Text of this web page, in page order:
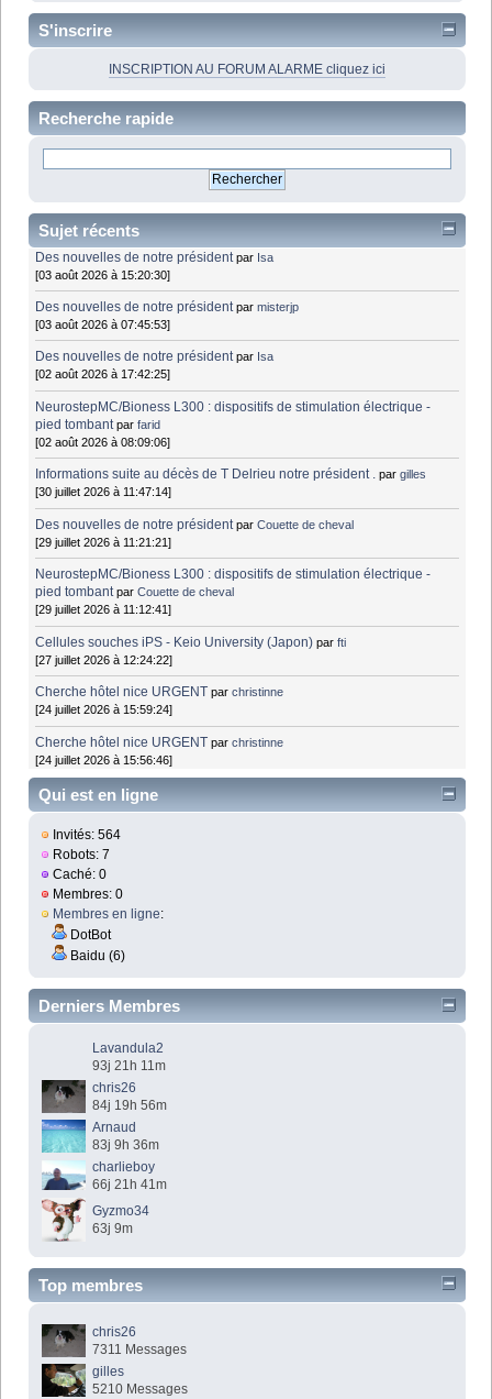
S'inscrire
INSCRIPTION AU FORUM ALARME cliquez ici
Recherche rapide
Sujet récents
Des nouvelles de notre président par Isa
[03 août 2026 à 15:20:30]
Des nouvelles de notre président parmisterjp
[03 août 2026 à 07:45:53]
Des nouvelles de notre président par Isa
[02 août 2026 à 17:42:25]
NeurostepMC/Bioness L300 : dispositifs de stimulation électrique -
pied tombant parfarid
[02 août 2026 à 08:09:06]
Informations suite au décès de T Delrieu notre président . pargilles
[30 juillet 2026 à 11:47:14]
Des nouvelles de notre président parCouette de cheval
[29 juillet 2026 à 11:21:21]
NeurostepMC/Bioness L300 : dispositifs de stimulation électrique -
pied tombant parCouette de cheval
[29 juillet 2026 à 11:12:41]
Cellules souches iPS - Keio University (Japon) parfti
[27 juillet 2026 à 12:24:22]
Cherche hôtel nice URGENT parchristinne
[24 juillet 2026 à 15:59:24]
Cherche hôtel nice URGENT parchristinne
[24 juillet 2026 à 15:56:46]
Qui est en ligne
Invités: 564
Robots: 7
Caché: 0
Membres: 0
Membres en ligne:
DotBot
Baidu (6)
Derniers Membres
Lavandula2
93j 21h 11m
chris26
84j 19h 56m
Arnaud
83j 9h 36m
charlieboy
66j 21h 41m
Gyzmo34
63j 9m
Top membres
chris26
7311 Messages
gilles
5210 Messages